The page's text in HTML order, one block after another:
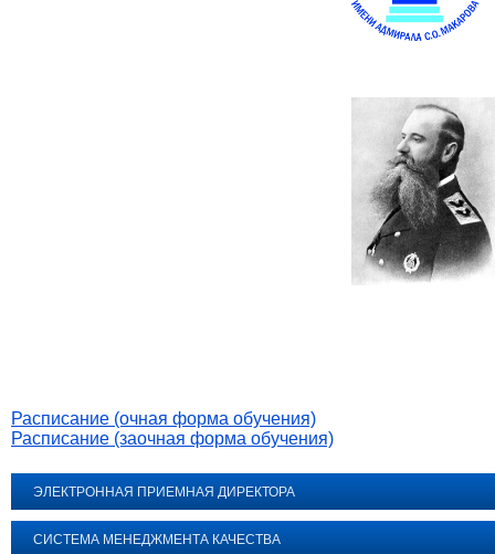
Расписание (очная форма обучения)
Расписание (заочная форма обучения)
ЭЛЕКТРОННАЯ ПРИЕМНАЯ ДИРЕКТОРА
СИСТЕМА МЕНЕДЖМЕНТА КАЧЕСТВА